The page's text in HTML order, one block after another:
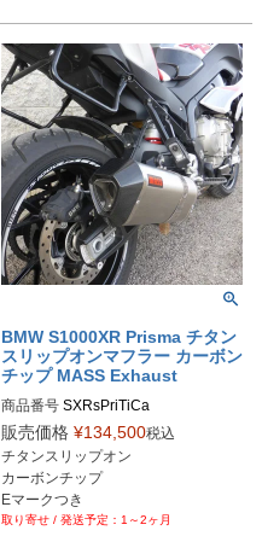
BMW S1000XR Prisma チタン
スリップオンマフラー カーボン
チップ MASS Exhaust
商品番号 SXRsPriTiCa
※メーカーSKUなし
https://www.massmoto.it/prodotto/pris
ma-titan-bmw-s-1000-xr/
販売価格 ¥134,500税込
チタンスリップオン
カーボンチップ
Eマークつき
S1000XR
1～2ヶ月